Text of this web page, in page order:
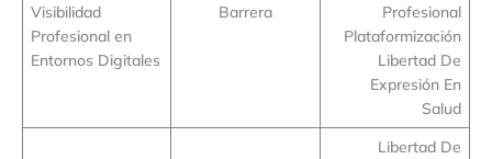
Visibilidad
Profesional en
Entornos Digitales
Barrera
Profesional
Plataformización
Libertad De
Expresión En
Salud
Libertad De